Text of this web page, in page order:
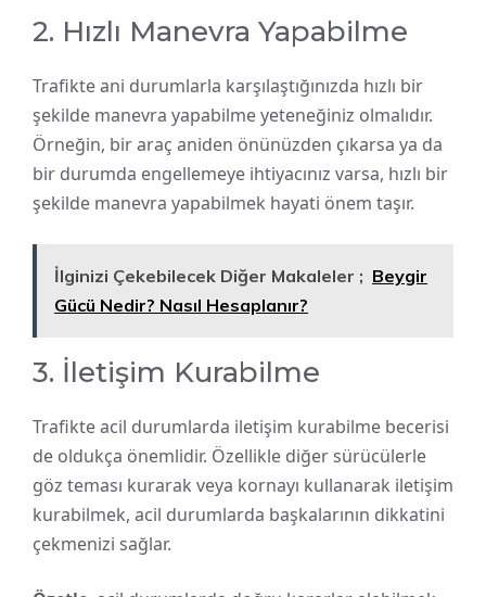
2. Hızlı Manevra Yapabilme
Trafikte ani durumlarla karşılaştığınızda hızlı bir
şekilde manevra yapabilme yeteneğiniz olmalıdır.
Örneğin, bir araç aniden önünüzden çıkarsa ya da
bir durumda engellemeye ihtiyacınız varsa, hızlı bir
şekilde manevra yapabilmek hayati önem taşır.
İlginizi Çekebilecek Diğer Makaleler ; Beygir
Gücü Nedir? Nasıl Hesaplanır?
3. İletişim Kurabilme
Trafikte acil durumlarda iletişim kurabilme becerisi
de oldukça önemlidir. Özellikle diğer sürücülerle
göz teması kurarak veya kornayı kullanarak iletişim
kurabilmek, acil durumlarda başkalarının dikkatini
çekmenizi sağlar.